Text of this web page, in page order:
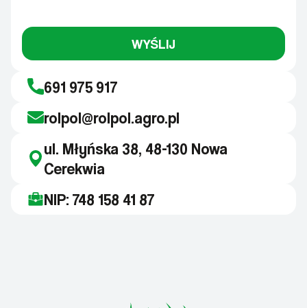
WYŚLIJ
691 975 917
rolpol@rolpol.agro.pl
ul. Młyńska 38, 48-130 Nowa
Cerekwia
NIP: 748 158 41 87